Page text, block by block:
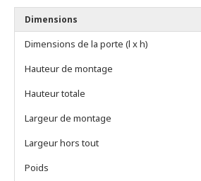
Dimensions
Dimensions de la porte (l x h)
Hauteur de montage
Hauteur totale
Largeur de montage
Largeur hors tout
Poids